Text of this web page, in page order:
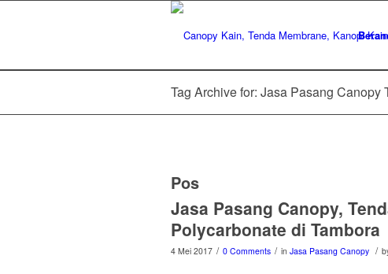
Tag Archive for: Jasa Pasang Canopy
Pos
Jasa Pasang Canopy,
Polycarbonate di Tambora
4 Mei 2017 / 0 Comments / in Jasa Pasang Canopy /